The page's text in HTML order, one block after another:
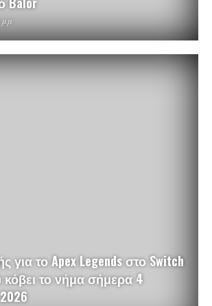
μμ
για το Apex Legends στο Switch
κόβει το νήμα σήμερα 4